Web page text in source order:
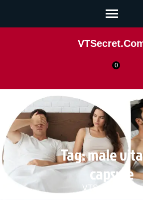
0
Tag:male
capsule
VTSecret.com